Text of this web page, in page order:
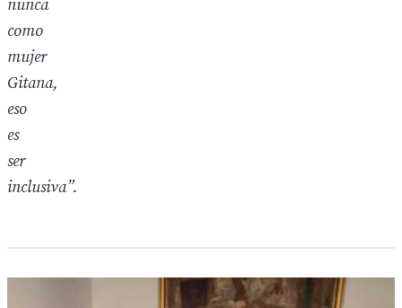
nunca
como
mujer
Gitana,
eso
es
ser
inclusiva”.